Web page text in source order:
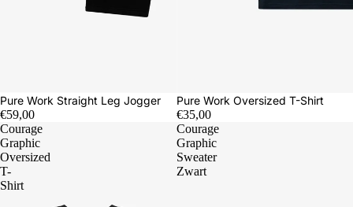
Pure Work Straight Leg Jogger
€59,00
Pure Work Oversized T-Shirt
€35,00
Courage
Graphic
Oversized
T-
Shirt
Courage
Graphic
Sweater
Zwart